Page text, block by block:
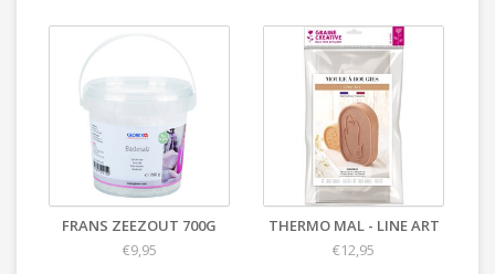
FRANS ZEEZOUT 700G
€9,95
THERMO MAL - LINE ART
€12,95